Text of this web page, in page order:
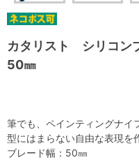
カタリスト シリコ
50㎜
筆でも、ペインティングナイ
型にはまらない自由な表現を
ブレード幅：50㎜